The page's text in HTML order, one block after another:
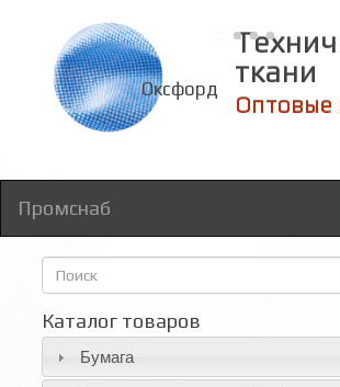
ткани
Оксфорд
Оптовые
Промснаб
Форма
поиска
Каталог товаров
Бумага